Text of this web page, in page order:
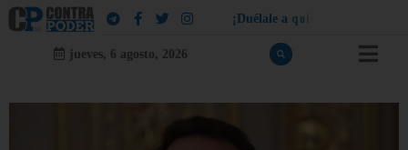
¡ Dué a e a q u i
jueves, 6 agosto, 2026